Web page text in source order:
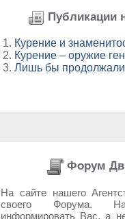
Публикации
Курение и
Курение – оружие
Лишь бы продолжали
Форум
На сайте нашего
своего Форума.
информировать Вас, а